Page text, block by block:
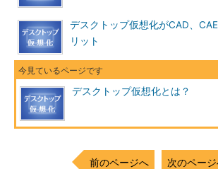
デスクトップ仮想化がCAD、
リット
デスクトップ仮想化とは？
前のページへ 次のペー